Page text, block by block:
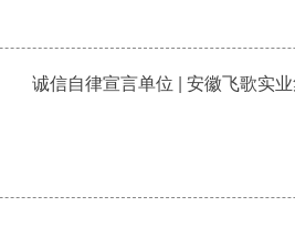
诚信自律宣言单位 | 安徽飞歌实